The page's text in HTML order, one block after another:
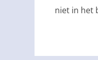
niet in het